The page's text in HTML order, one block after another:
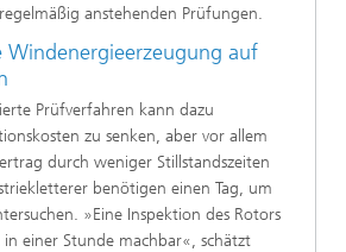
anstehenden Prüfungen.
Windenergieerzeugung auf
Prüfverfahren kann dazu
zu senken, aber vor allem
durch weniger Stillstandszeiten
benötigen einen Tag, um
»Eine Inspektion des Rotors
einer Stunde machbar«, schätzt